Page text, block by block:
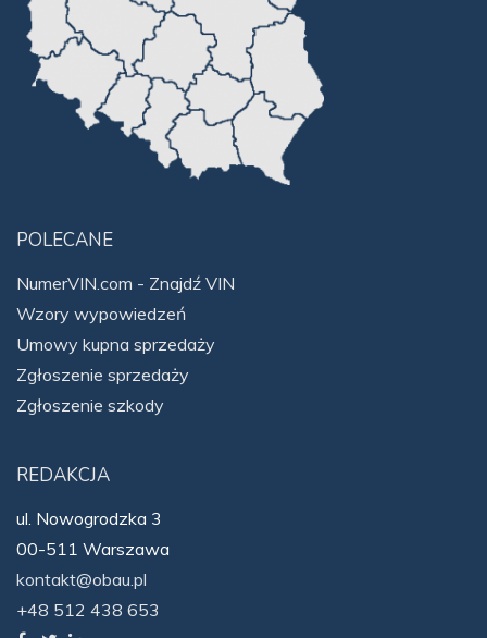
POLECANE
NumerVIN.com - Znajdź VIN
Wzory wypowiedzeń
Umowy kupna sprzedaży
Zgłoszenie sprzedaży
Zgłoszenie szkody
REDAKCJA
ul. Nowogrodzka 3
00-511 Warszawa
kontakt@obau.pl
+48 512 438 653